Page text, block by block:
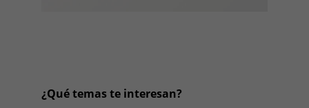
¿Qué temas te interesan?